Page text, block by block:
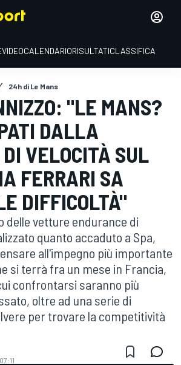
VIDEOCALENDARIORISULTATICLASSIFICA
24h di Le Mans
"LE MANS?
DALLA
VELOCITÀ SUL
FERRARI SA
DIFFICOLTÀ"
delle vetture endurance di
quanto accaduto a Spa,
all'impegno più importante
si terrà fra un mese in Francia,
confrontarsi saranno più
oltre ad una serie di
per trovare la competitività